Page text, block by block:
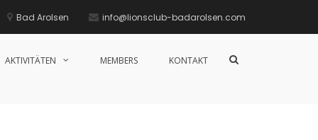
Bad Arolsen info@lionsclub-badarolsen.com
AKTIVITÄTEN MEMBERS KONTAKT
Such-